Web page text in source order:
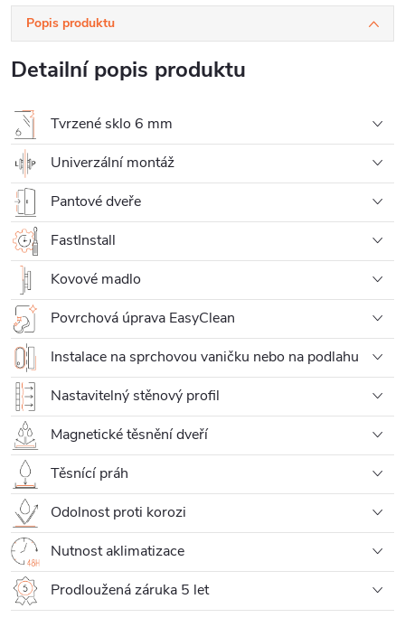
Popis produktu
Detailní popis produktu
Tvrzené sklo 6 mm
Univerzální montáž
Pantové dveře
FastInstall
Kovové madlo
Povrchová úprava EasyClean
Instalace na sprchovou vaničku nebo na podlahu
Nastavitelný stěnový profil
Magnetické těsnění dveří
Těsnící práh
Odolnost proti korozi
Nutnost aklimatizace
Prodloužená záruka 5 let